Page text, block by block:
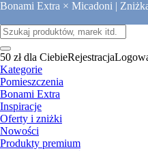
Bonami Extra × Micadoni |
50 zł dla CiebieRejestracja
Kategorie
Pomieszczenia
Bonami Extra
Inspiracje
Oferty i zniżki
Nowości
Produkty premium